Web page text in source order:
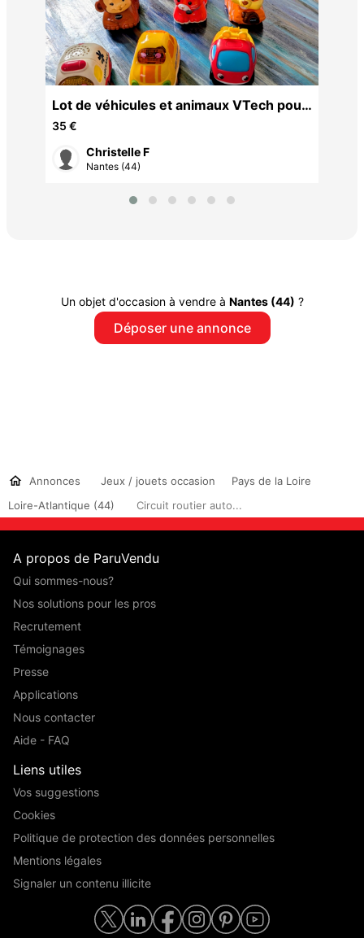
Lot de véhicules et animaux VTech pour
enfant
35 €
Christelle F
Nantes (44)
Un objet d'occasion à vendre à Nantes (44) ?
Déposer une annonce
Annonces Jeux / jouets occasion
Pays de la Loire
Loire-Atlantique (44)
Circuit routier auto...
A propos de ParuVendu
Qui sommes-nous?
Nos solutions pour les pros
Recrutement
Témoignages
Presse
Applications
Nous contacter
Aide - FAQ
Liens utiles
Vos suggestions
Cookies
Politique de protection des données personnelles
Mentions légales
Signaler un contenu illicite